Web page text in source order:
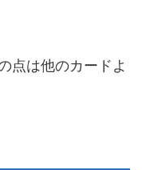
点は他のカードよ